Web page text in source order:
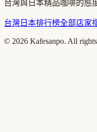
台灣與日本精品咖啡的態
台灣 日本排行榜全部店家
© 2026 Kafesanpo. All